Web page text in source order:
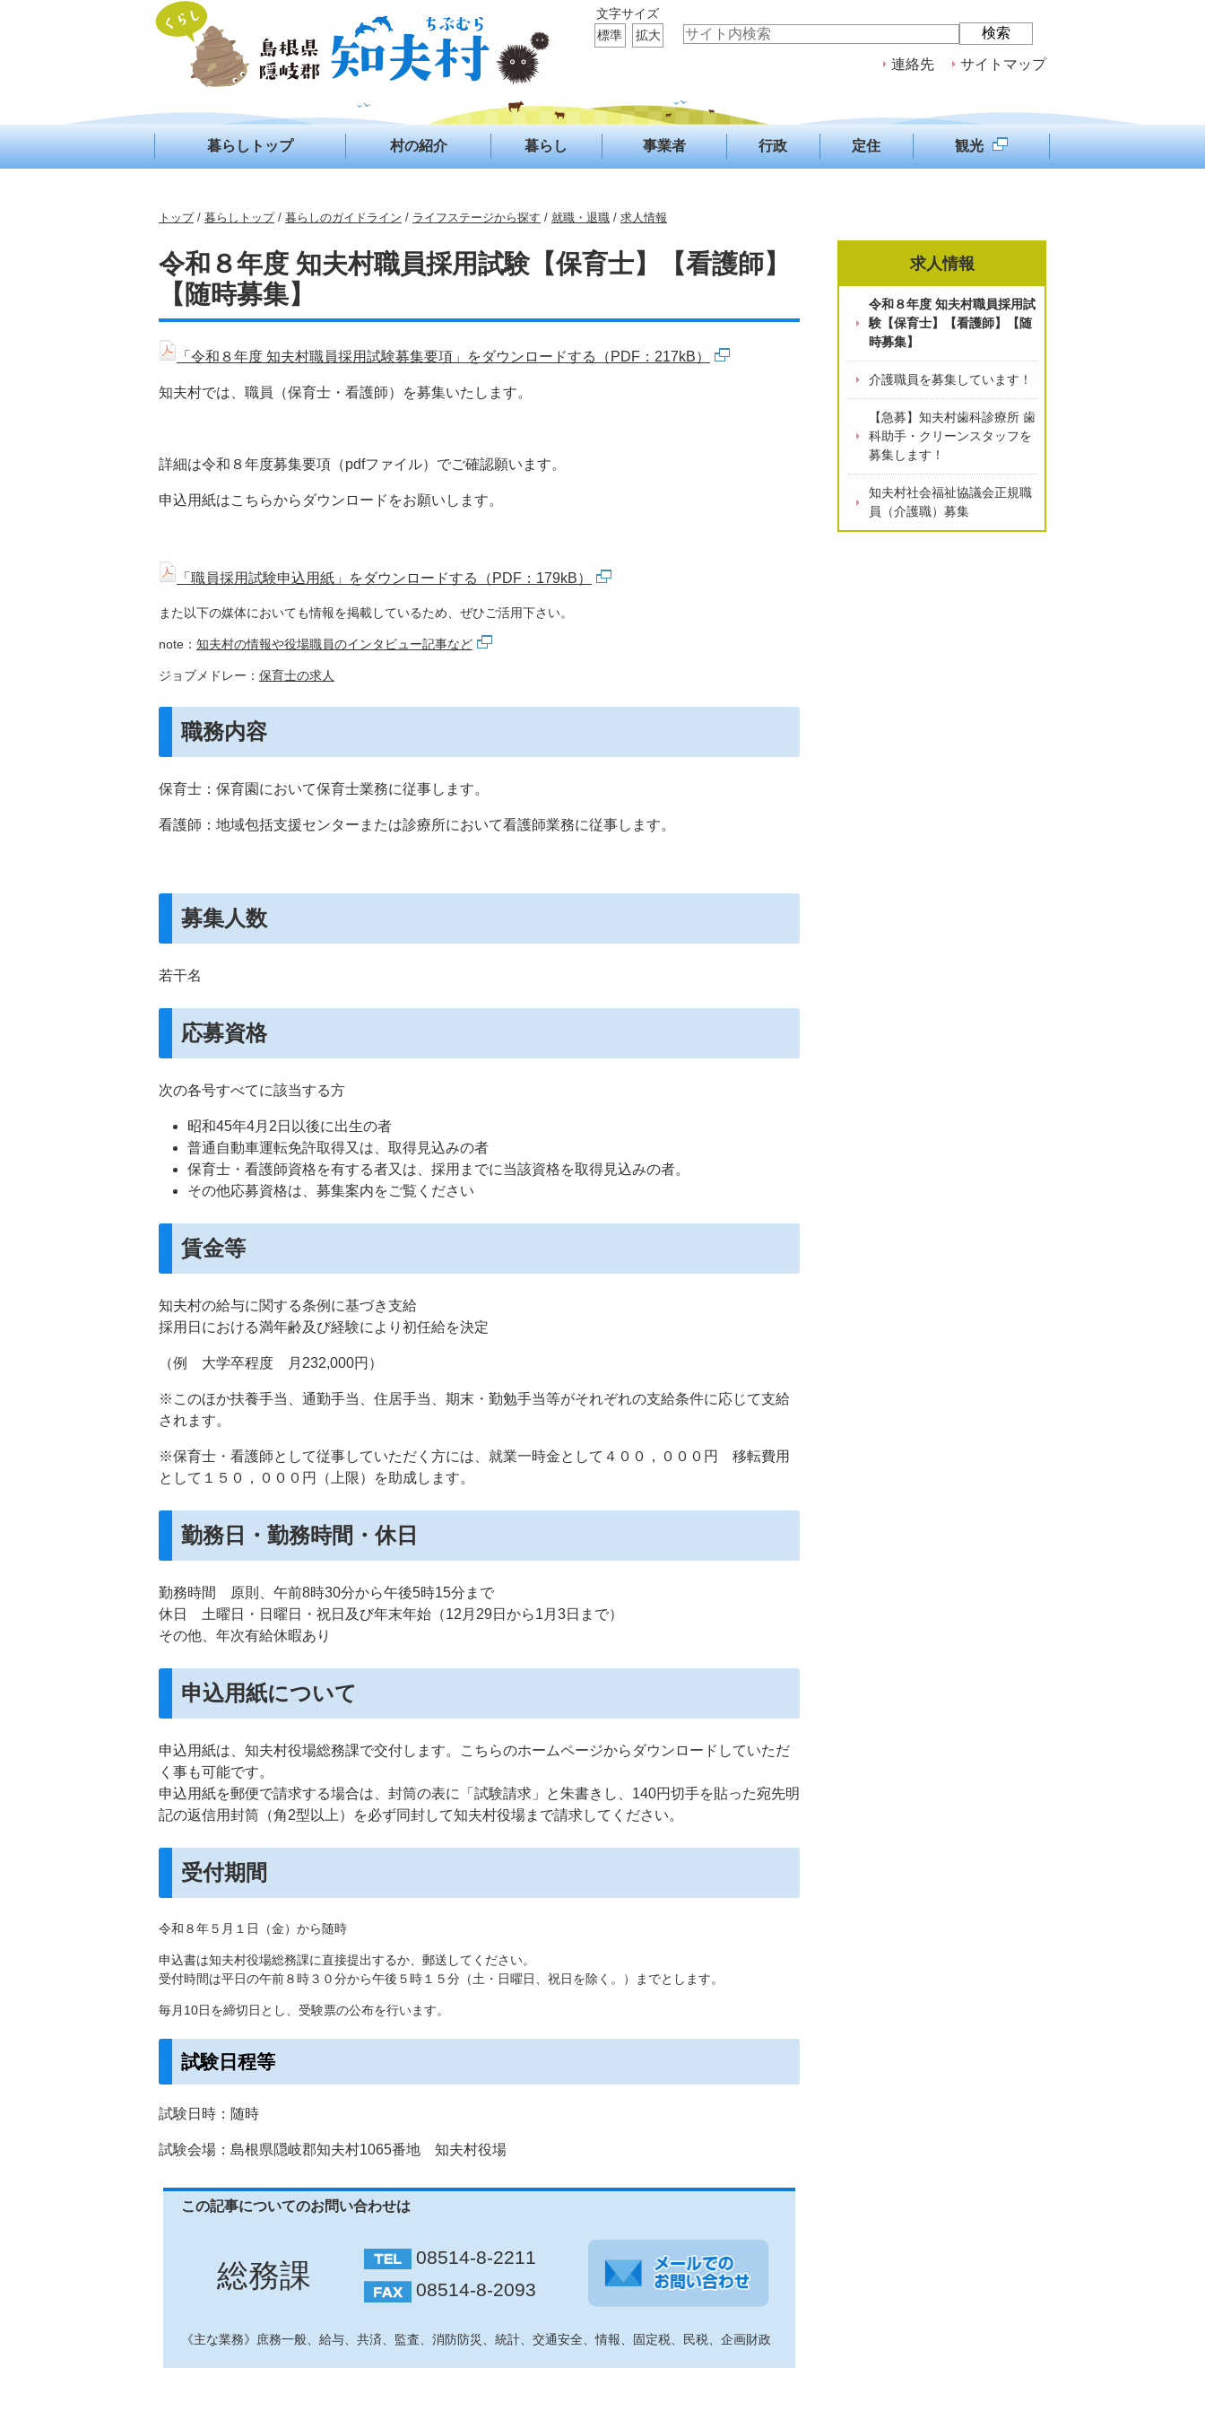
連絡先 サイトマップ
文字サイズ
標準
拡大
暮らしトップ 村の紹介 暮らし 事業者 行政 定住 観光
現
の
位
置：
トップ/ 暮らしトップ/ 暮らしのガイドライン / ライフステージから探す / 就職・退職 / 求人情報
令和８年度 知夫村職員採用試験【保育士】【看護師】
【随時募集】
「令和８年度 知夫村職員採用試験募集要項」をダウンロードする（PDF：217kB）
知夫村では、職員（保育士・看護師）を募集いたします。
詳細は令和８年度募集要項（pdfファイル）でご確認願います。
申込用紙はこちらからダウンロードをお願いします。
「職員採用試験申込用紙」をダウンロードする（PDF：179kB）
また以下の媒体においても情報を掲載しているため、ぜひご活用下さい。
note： 知夫村の情報や役場職員のインタビュー記事など
ジョブメドレー： 保育士の求人
職務内容
保育士：保育園において保育士業務に従事します。
看護師：地域包括支援センターまたは診療所において看護師業務に従事します。
募集人数
若干名
応募資格
次の各号すべてに該当する方
昭和45年4月2日以後に出生の者
普通自動車運転免許取得又は、取得見込みの者
保育士・看護師資格を有する者又は、採用までに当該資格を取得見込みの者。
その他応募資格は、募集案内をご覧ください
賃金等
知夫村の給与に関する条例に基づき支給
採用日における満年齢及び経験により初任給を決定
（例 大学卒程度 月232,000円）
※このほか扶養手当、通勤手当、住居手当、期末・勤勉手当等がそれぞれの支給条件に応じて支給
されます。
※保育士・看護師として従事していただく方には、就業一時金として４００，０００円 移転費用
として１５０，０００円（上限）を助成します。
勤務日・勤務時間・休日
勤務時間 原則、午前8時30分から午後5時15分まで
休日 土曜日・日曜日・祝日及び年末年始（12月29日から1月3日まで）
その他、年次有給休暇あり
申込用紙について
申込用紙は、知夫村役場総務課で交付します。こちらのホームページからダウンロードしていただ
く事も可能です。
申込用紙を郵便で請求する場合は、封筒の表に「試験請求」と朱書きし、140円切手を貼った宛先明
記の返信用封筒（角2型以上）を必ず同封して知夫村役場まで請求してください。
受付期間
令和８年５月１日（金）から随時
申込書は知夫村役場総務課に直接提出するか、郵送してください。
受付時間は平日の午前８時３０分から午後５時１５分（土・日曜日、祝日を除く。）までとします。
毎月10日を締切日とし、受験票の公布を行います。
試験日程等
試験日時：随時
試験会場：島根県隠岐郡知夫村1065番地 知夫村役場
この記事についてのお問い合わせは
総務課
08514-8-2211
08514-8-2093
《主な業務》庶務一般、給与、共済、監査、消防防災、統計、交通安全、情報、固定税、民税、企画財政
求人情報
令和８年度 知夫村職員採用試
験【保育士】【看護師】【随
時募集】
介護職員を募集しています！
【急募】知夫村歯科診療所 歯
科助手・クリーンスタッフを
募集します！
知夫村社会福祉協議会正規職
員（介護職）募集